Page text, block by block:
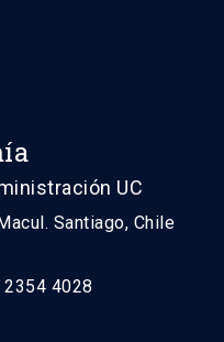
UC
Santiago, Chile
4028